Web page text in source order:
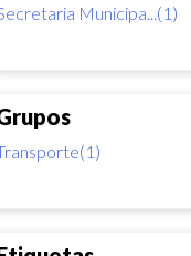
Municipa...(1)